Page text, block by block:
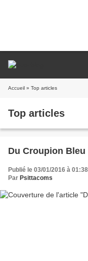
Accueil » Top articles
Top articles
Du Croupion Bleu
Publié le 03/01/2016 à 01:38
Par Psittacoms